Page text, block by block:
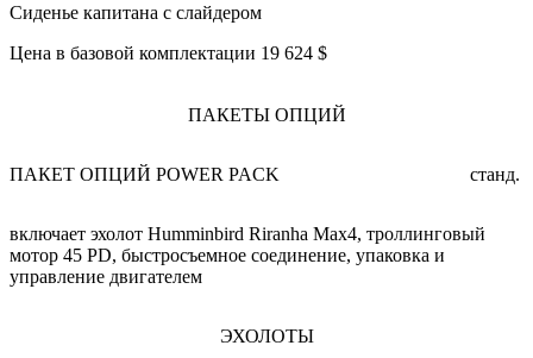
Сиденье капитана с слайдером
Цена в базовой комплектации 19 624 $
ПАКЕТЫ ОПЦИЙ
ПАКЕТ ОПЦИЙ POWER PACK станд.
включает эхолот Humminbird Riranha Max4, троллинговый
мотор 45 PD, быстросъемное соединение, упаковка и
управление двигателем
ЭХОЛОТЫ